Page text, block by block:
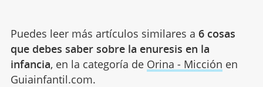
Puedes leer más artículos similares a 6 cosas
que debes saber sobre la enuresis en la
infancia, en la categoría de Orina - Micción en
Guiainfantil.com.